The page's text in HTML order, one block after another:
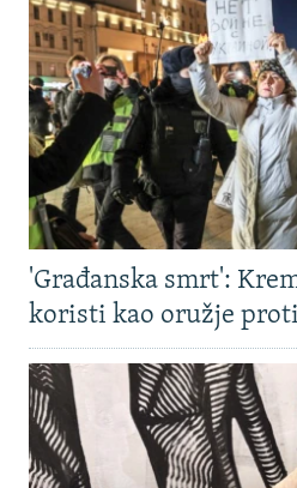
SVE KARTE DEJTONA
NASTANAK I RASPAD JUGOSLAVIJE
'Građanska smrt':
koristi kao oružje